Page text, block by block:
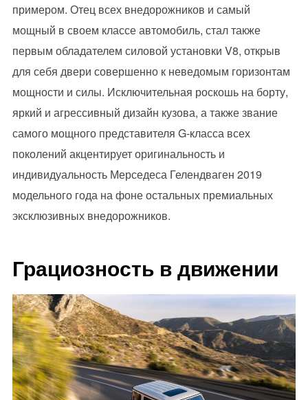
примером. Отец всех внедорожников и самый
мощный в своем классе автомобиль, стал также
первым обладателем силовой установки V8, открыв
для себя двери совершенно к неведомым горизонтам
мощности и силы. Исключительная роскошь на борту,
яркий и агрессивный дизайн кузова, а также звание
самого мощного представителя G-класса всех
поколений акцентирует оригинальность и
индивидуальность Мерседеса Гелендваген 2019
модельного года на фоне остальных премиальных
эксклюзивных внедорожников.
Грациозность в движении